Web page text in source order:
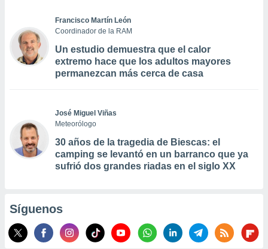
Francisco Martín León
Coordinador de la RAM
Un estudio demuestra que el calor
extremo hace que los adultos mayores
permanezcan más cerca de casa
José Miguel Viñas
Meteorólogo
30 años de la tragedia de Biescas: el
camping se levantó en un barranco que ya
sufrió dos grandes riadas en el siglo XX
Síguenos